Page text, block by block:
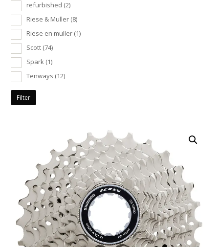
refurbished (2)
Riese & Muller (8)
Riese en muller (1)
Scott (74)
Spark (1)
Tenways (12)
Filter